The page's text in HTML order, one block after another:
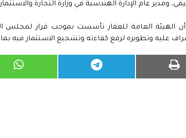
ومدير عام الإدارة الهندسية في وزارة التجارة
أن الهيئة العامة للعقار تأسست بموجب قرار لمجلس
عليه وتطويره لرفع كفاءته وتشجيع الاستثمار فيه